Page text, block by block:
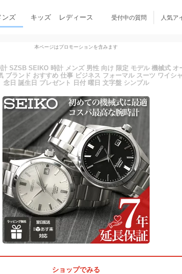
ンズ キッズ レディース 受付中の質問 人気ア
本ページはプロモーションを含みます
SZSB SEIKO 時計 メンズ 男性 向け 限定 モデル 機械式 オ
ブランド おすすめ 仕事 ビジネス フォーマル スーツ ワイシ
念日 誕生日 プレゼント 日付 曜日 文字盤 シンプル
ショップでみる